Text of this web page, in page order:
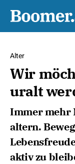
Alter
Wir
uralt
Immer mehr
altern.
aktiv zu